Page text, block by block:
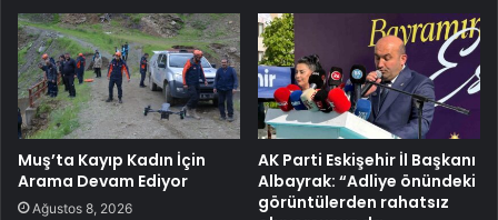
Muş’ta Kayıp Kadın İçin
Arama Devam Ediyor
Ağustos 8, 2026
AK Parti Eskişehir İl Başkanı
Albayrak: “Adliye önündeki
görüntülerden rahatsız